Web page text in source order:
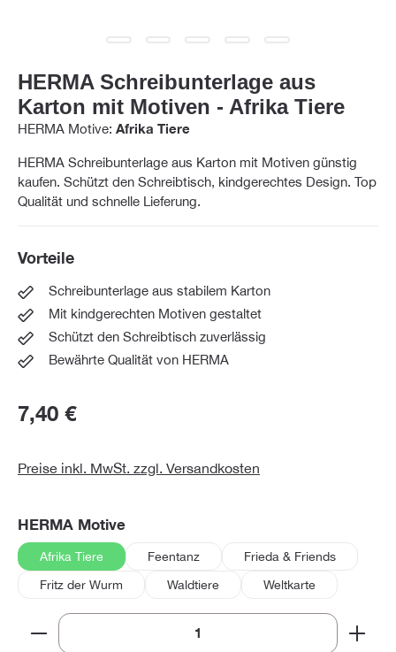
HERMA Schreibunterlage aus
Karton mit Motiven - Afrika Tiere
HERMA Motive: Afrika Tiere
HERMA Schreibunterlage aus Karton mit Motiven günstig
kaufen. Schützt den Schreibtisch, kindgerechtes Design. Top
Qualität und schnelle Lieferung.
Vorteile
Schreibunterlage aus stabilem Karton
Mit kindgerechten Motiven gestaltet
Schützt den Schreibtisch zuverlässig
Bewährte Qualität von HERMA
7,40 €
Preise inkl. MwSt. zzgl. Versandkosten
HERMA Motiveauswählen
Afrika Tiere Feentanz
Frieda & Friends
Fritz der Wurm
Waldtiere Weltkarte
Produkt Anzahl: Gib den gewünschten Wert ein